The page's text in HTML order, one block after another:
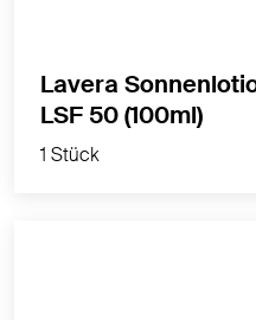
1 Stück
Lavera
LSF 50 (100ml)
1 Stück